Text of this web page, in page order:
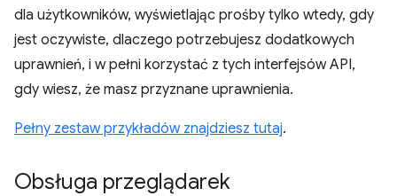
dla użytkowników, wyświetlając prośby tylko wtedy, gdy
jest oczywiste, dlaczego potrzebujesz dodatkowych
uprawnień, i w pełni korzystać z tych interfejsów API,
gdy wiesz, że masz przyznane uprawnienia.
Pełny zestaw przykładów znajdziesz tutaj.
Obsługa przeglądarek